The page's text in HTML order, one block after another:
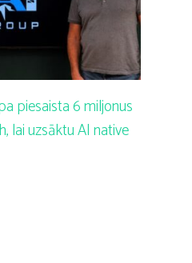
piesaista 6 miljonus
lai uzsāktu AI native